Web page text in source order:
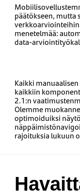
päätökseen, mutta
menetelmää:
data-
Kaikki
kaikkiin
2.1:n
Olemme
optimoiduiksi
rajoituksia lukuun